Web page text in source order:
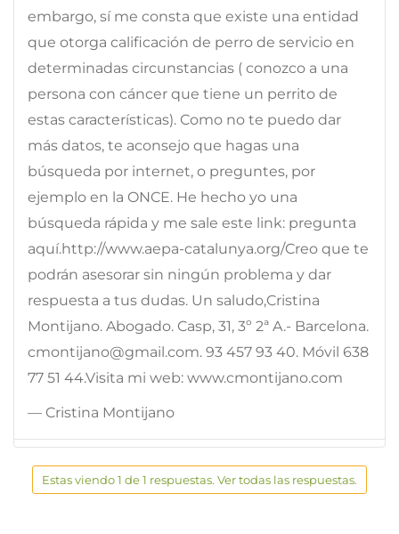
embargo, sí me consta que existe una entidad
que otorga calificación de perro de servicio en
determinadas circunstancias ( conozco a una
persona con cáncer que tiene un perrito de
estas características). Como no te puedo dar
más datos, te aconsejo que hagas una
búsqueda por internet, o preguntes, por
ejemplo en la ONCE. He hecho yo una
búsqueda rápida y me sale este link: pregunta
aquí.http://www.aepa-catalunya.org/Creo que te
podrán asesorar sin ningún problema y dar
respuesta a tus dudas. Un saludo,Cristina
Montijano. Abogado. Casp, 31, 3º 2ª A.- Barcelona.
cmontijano@gmail.com. 93 457 93 40. Móvil 638
77 51 44.Visita mi web: www.cmontijano.com
— Cristina Montijano
Estas viendo 1 de 1 respuestas. Ver todas las respuestas.